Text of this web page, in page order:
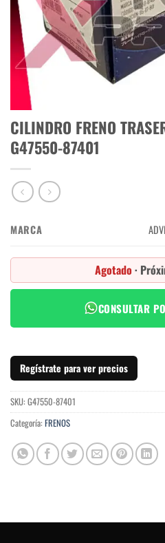
CILINDRO FRENO
G47550-87401
MARCA
Agotado ·
CONSULTAR
Regístrate para ver precios
SKU: G47550-87401
Categoría: FRENOS